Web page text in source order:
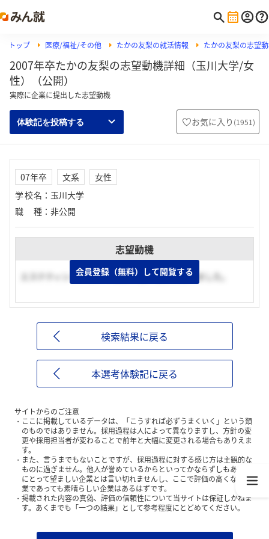
トップ 医療/福祉/その他 たかの友梨の就活情報 たかの友梨の志望
2007年卒たかの友梨の志望動機詳細（玉川大学/女
性）（公開）
実際に企業に提出した志望動機
体験記を投稿する お気に入り (1951)
07年卒 文系
女性
学校名 ： 玉川大学
職種 ： 非公開
志望動機
エステティシャンという職業に強い魅力を感じました。
会員登録（無料）して閲覧する
検索結果に戻る
本選考体験記に戻る
サイトからのご注意
ここに掲載しているデータは、「こうすれば必ずうまくいく」という類
のものではありません。採用過程は人によって異なりますし、方針の変
更や採用担当者が変わることで前年と大幅に変更される場合もありえま
す。
また、言うまでもないことですが、採用過程に対する感じ方は主観的な
ものに過ぎません。他人が誉めているからといってかならずしもあなた
にとって望ましい企業とは言い切れませんし、ここで評価の高くない企
業であっても素晴らしい企業はあるはずです。
掲載された内容の真偽、評価の信頼性について当サイトは保証しかねま
す。あくまでも「一つの結果」として参考程度にとどめてください。